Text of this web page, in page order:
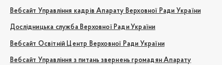
Вебсайт Управління кадрів Апарату Верховної Ради України
Дослідницька служба Верховної Ради України
Вебсайт Освітній Центр Верховної Ради України
Вебсайт Управління з питань звернень громадян Апарату